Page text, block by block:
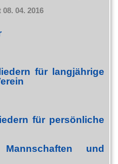
04. 2016
für langjährige
für persönliche
und